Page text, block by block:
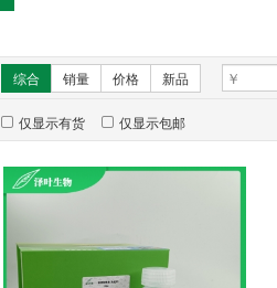
综合 销量 价格 新品
仅显示有货 仅显示包邮